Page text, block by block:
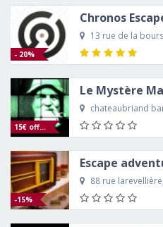
- 20%
Chronos
13 rue de la
15€ offerts
Le Mystère
chateaubriand
-15%
Escape
88 rue